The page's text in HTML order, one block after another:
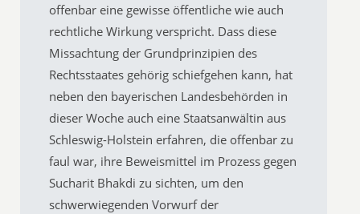
offenbar eine gewisse öffentliche wie auch
rechtliche Wirkung verspricht. Dass diese
Missachtung der Grundprinzipien des
Rechtsstaates gehörig schiefgehen kann, hat
neben den bayerischen Landesbehörden in
dieser Woche auch eine Staatsanwältin aus
Schleswig-Holstein erfahren, die offenbar zu
faul war, ihre Beweismittel im Prozess gegen
Sucharit Bhakdi zu sichten, um den
schwerwiegenden Vorwurf der